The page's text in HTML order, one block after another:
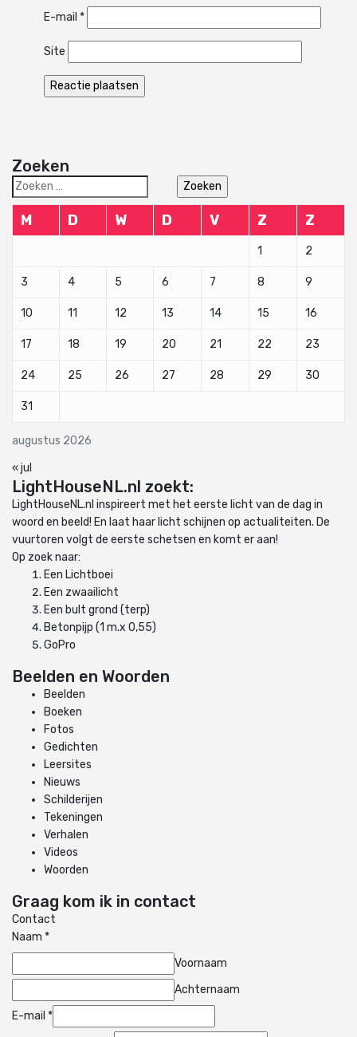
E-mail *
Site
Zoeken
Zoeken
naar:
augustus 2026
M D W D V Z Z
1 2
3 4 5 6 7 8 9
10 11 12 13 14 15 16
17 18 19 20 21 22 23
24 25 26 27 28 29 30
31
« jul
LightHouseNL.nl zoekt:
LightHouseNL.nl inspireert met het eerste licht van de dag in
woord en beeld! En laat haar licht schijnen op actualiteiten. De
vuurtoren volgt de eerste schetsen en komt er aan!
Op zoek naar:
Een Lichtboei
Een zwaailicht
Een bult grond (terp)
Betonpijp (1 m.x 0,55)
GoPro
Beelden en Woorden
Beelden
Boeken
Fotos
Gedichten
Leersites
Nieuws
Schilderijen
Tekeningen
Verhalen
Videos
Woorden
Graag kom ik in contact
Contact
Naam *
Voornaam
Achternaam
E-mail *